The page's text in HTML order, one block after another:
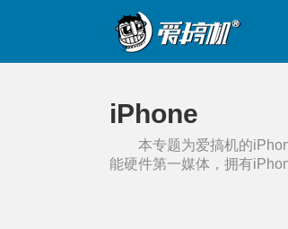
iPhone
本专题为爱搞机的
能硬件第一媒体，拥有